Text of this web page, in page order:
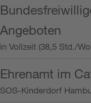
Angeboten
in Vollzeit (38,5 Std./
Ehrenamt im
SOS-Kinderdorf